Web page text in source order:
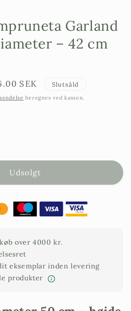
Garland
– 42 cm
SEK Slutsåld
beregnes ved kassen.
Udsolgt
over 4000 kr.
eksemplar inden levering
produkter